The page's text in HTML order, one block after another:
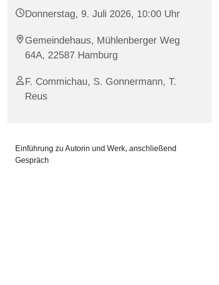
Donnerstag, 9. Juli 2026, 10:00 Uhr
Gemeindehaus, Mühlenberger Weg
64A, 22587 Hamburg
F. Commichau, S. Gonnermann, T.
Reus
Einführung zu Autorin und Werk, anschließend
Gespräch